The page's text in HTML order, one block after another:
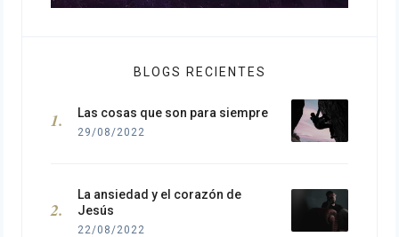
BLOGS RECIENTES
Las cosas que son para siempre
29/08/2022
La ansiedad y el corazón de
Jesús
22/08/2022